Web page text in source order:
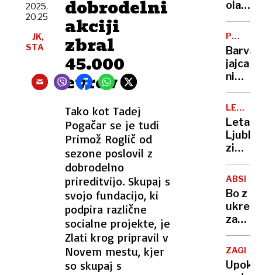
dobrodelni
akciji
zbral
45.000
evrov
Tako kot Tadej
Pogačar se je tudi
Primož Roglič od
sezone poslovil z
dobrodelno
prireditvijo. Skupaj s
svojo fundacijo, ki
podpira različne
socialne projekte, je
Zlati krog pripravil v
Novem mestu, kjer
so skupaj s
2025,
20.25
JK,
STA
vedeti
o
pri
zlorab
otrok
KOTIČEK
Barva
jajca
ni
glede
šteje
samo
ena
stvar
(in
to ni
lupina)
zimski
vozni
red
in tri
nove
Bo z
ukrepi
za
še
več
ZAGREB